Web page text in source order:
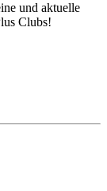
und aktuelle
Clubs!